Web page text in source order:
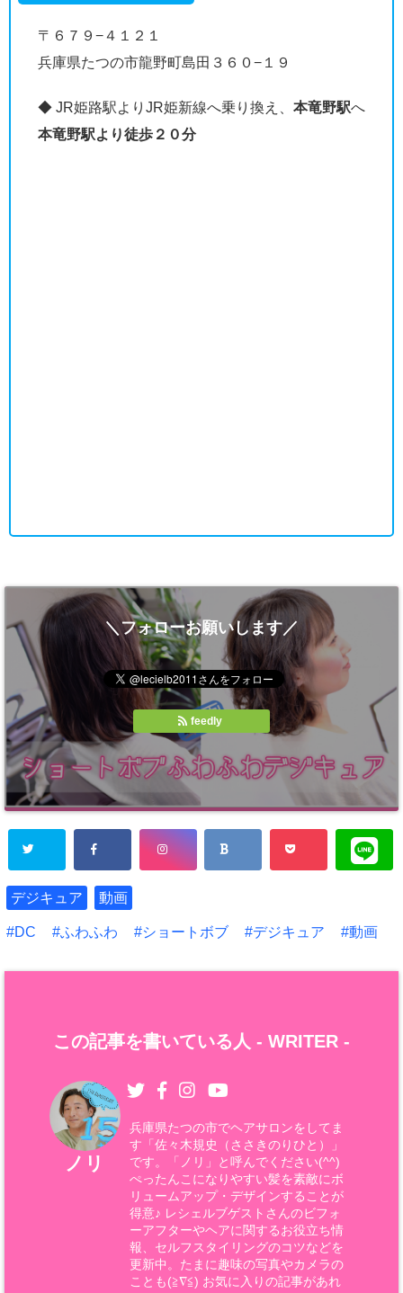
〒６７９−４１２１
兵庫県たつの市龍野町島田３６０−１９
◆ JR姫路駅よりJR姫新線へ乗り換え、 本竜野駅へ
本竜野駅より徒歩２０分
＼フォローお願いします／
feedly
デジキュア 動画
DC ふわふわ ショートボブ デジキュア 動画
この記事を書いている人 - WRITER -
ノリ
兵庫県たつの市でヘアサロンをしてま
す「佐々木規史（ささきのりひと）」
です。「ノリ」と呼んでください(^^)
ぺったんこになりやすい髪を素敵にボ
リュームアップ・デザインすることが
得意♪ レシェルブゲストさんのビフォ
ーアフターやヘアに関するお役立ち情
報、セルフスタイリングのコツなどを
更新中。たまに趣味の写真やカメラの
ことも(≧∇≦) お気に入りの記事があれ